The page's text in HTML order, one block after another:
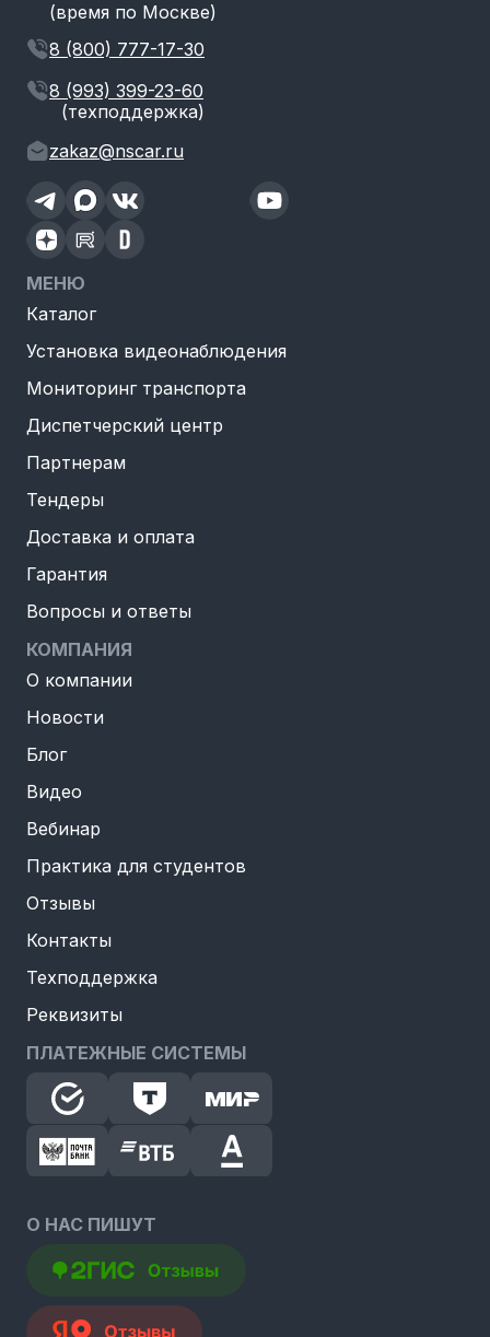
(время по Москве)
8 (800) 777-17-30
8 (993) 399-23-60
(техподдержка)
zakaz@nscar.ru
МЕНЮ
Каталог
Установка видеонаблюдения
Мониторинг транспорта
Диспетчерский центр
Партнерам
Тендеры
Доставка и оплата
Гарантия
Вопросы и ответы
КОМПАНИЯ
О компании
Новости
Блог
Видео
Вебинар
Практика для студентов
Отзывы
Контакты
Техподдержка
Реквизиты
ПЛАТЕЖНЫЕ СИСТЕМЫ
О НАС ПИШУТ